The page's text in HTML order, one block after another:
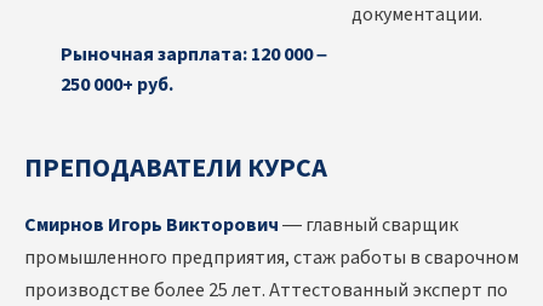
документации.
Рыночная зарплата: 120 000 –
250 000+ руб.
ПРЕПОДАВАТЕЛИ КУРСА
Смирнов Игорь Викторович— главный сварщик
промышленного предприятия, стаж работы в сварочном
производстве более 25 лет. Аттестованный эксперт по